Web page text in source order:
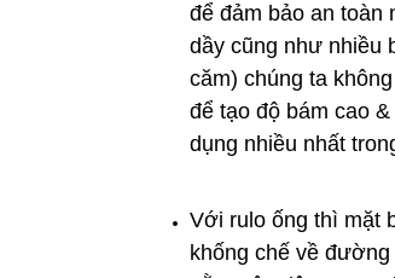
để đảm bảo an toàn
dầy cũng như nhiều
căm) chúng ta
để tạo độ bám cao
dụng nhiều nhất
Với rulo ống thì mặt
khống chế về